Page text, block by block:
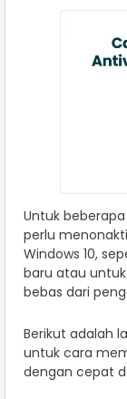
Untuk
perlu
Windows 10,
baru atau
bebas dari
Berikut adalah
untuk cara
dengan cepat